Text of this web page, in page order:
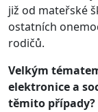
již od mateřské
ostatních
rodičů.
Velkým
elektronice a
těmito případy?